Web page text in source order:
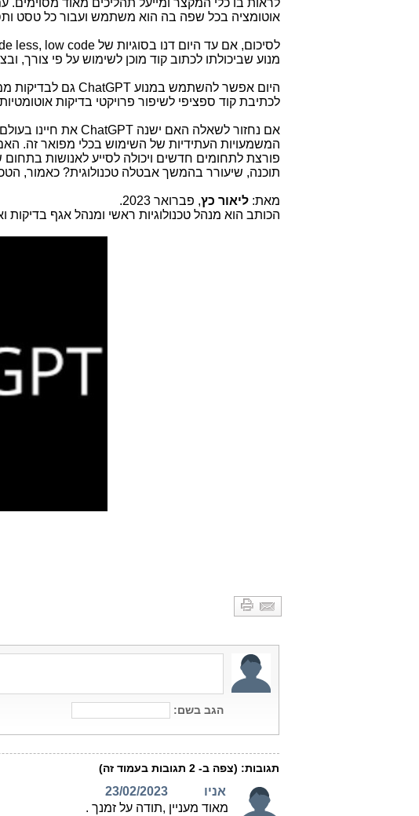
לראות בו כלי המקצר ומייעל תהליכים מאוד
אוטומציה בכל שפה בה הוא משתמש ועבור כל טסט
לסיכום, אם עד היום דנו בסוגיות שלless, low code
מנוע שביכולתו לכתוב קוד מוכן לשימוש על פי צורך,
היום אפשר להשתמש במנועChatGPT גם לבדיקות
לכתיבת קוד ספציפי לשיפור פרויקטי בדיקות
אם נחזור לשאלה האם ישנהChatGPT את חיינו
המשמעויות העתידיות של השימוש בכלי מפואר זה.
פורצת לתחומים חדשים ויכולה לסייע לאנושות
תוכנה, שיעורר בהמשך אבטלה טכנולוגית? כאמור,
מאת:ליאור כץ, פברואר 2023.
הכותב הוא מנהל טכנולוגיות ראשי ומנהל אגף בדיקות